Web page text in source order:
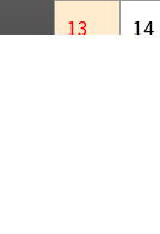
13
14